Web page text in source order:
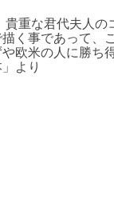
貴重な君代夫人
く事であって、
欧米の人に勝
より